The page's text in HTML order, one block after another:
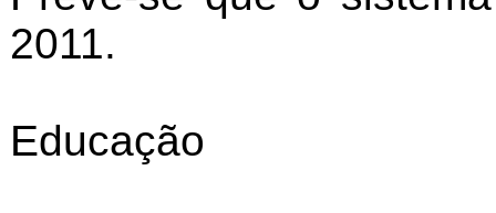
2011.
Educação